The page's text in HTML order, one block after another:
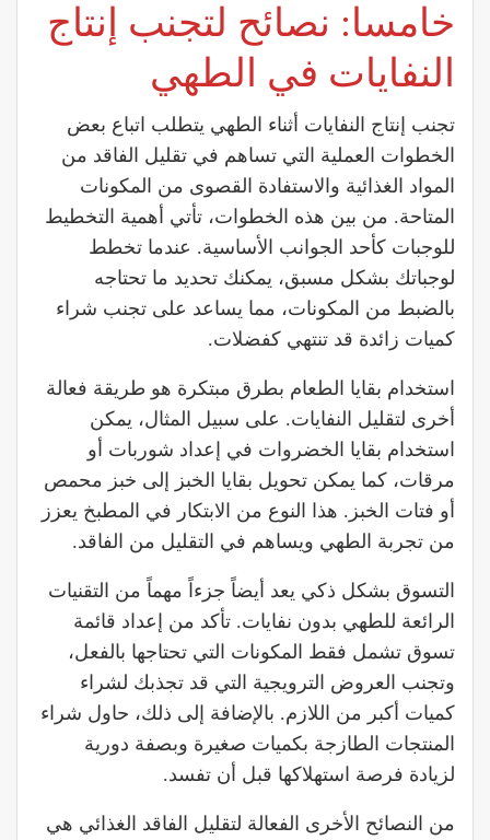
خامسا: نصائح لتجنب إنتاج
النفايات في الطهي
تجنب إنتاج النفايات أثناء الطهي يتطلب اتباع بعض
الخطوات العملية التي تساهم في تقليل الفاقد من
المواد الغذائية والاستفادة القصوى من المكونات
المتاحة. من بين هذه الخطوات، تأتي أهمية التخطيط
للوجبات كأحد الجوانب الأساسية. عندما تخطط
لوجباتك بشكل مسبق، يمكنك تحديد ما تحتاجه
بالضبط من المكونات، مما يساعد على تجنب شراء
كميات زائدة قد تنتهي كفضلات.
استخدام بقايا الطعام بطرق مبتكرة هو طريقة فعالة
أخرى لتقليل النفايات. على سبيل المثال، يمكن
استخدام بقايا الخضروات في إعداد شوربات أو
مرقات، كما يمكن تحويل بقايا الخبز إلى خبز محمص
أو فتات الخبز. هذا النوع من الابتكار في المطبخ يعزز
من تجربة الطهي ويساهم في التقليل من الفاقد.
التسوق بشكل ذكي يعد أيضاً جزءاً مهماً من التقنيات
الرائعة للطهي بدون نفايات. تأكد من إعداد قائمة
تسوق تشمل فقط المكونات التي تحتاجها بالفعل،
وتجنب العروض الترويجية التي قد تجذبك لشراء
كميات أكبر من اللازم. بالإضافة إلى ذلك، حاول شراء
المنتجات الطازجة بكميات صغيرة وبصفة دورية
لزيادة فرصة استهلاكها قبل أن تفسد.
من النصائح الأخرى الفعالة لتقليل الفاقد الغذائي هي